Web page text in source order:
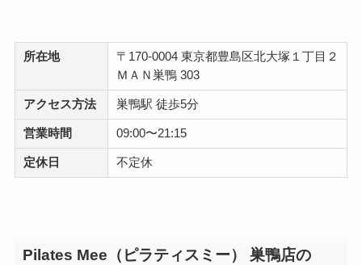
所在地
〒170-0004 東京都豊島区北大塚１丁目２
ＭＡＮ巣鴨 303
アクセス方法 巣鴨駅 徒歩5分
営業時間 09:00〜21:15
定休日 不定休
Pilates Mee（ピラティスミー） 巣鴨店の